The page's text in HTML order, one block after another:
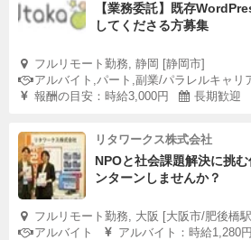
【業務委託】既存
してくださる方募集
フルリモート勤務, 静岡 [静岡市]
アルバイト,パート,副業/パラレルキャリ
報酬の目安：時給3,000円
長期歓迎
リタワークス株式会社
NPOと社会課題解決に挑
ンターンしませんか？
フルリモート勤務, 大阪 [大阪市/肥後橋
アルバイト
アルバイト：時給1,280円